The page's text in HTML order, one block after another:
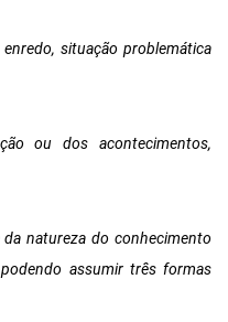
situação problemática
ou dos acontecimentos,
natureza do conhecimento
assumir três formas